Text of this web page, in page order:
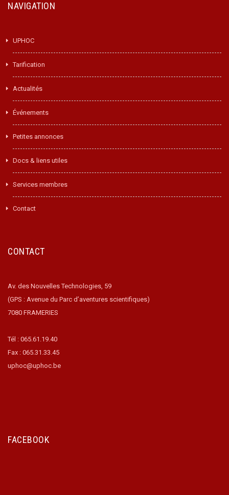
NAVIGATION
UPHOC
Tarification
Actualités
Événements
Petites annonces
Docs & liens utiles
Services membres
Contact
CONTACT
Av. des Nouvelles Technologies, 59
(GPS : Avenue du Parc d’aventures scientifiques)
7080 FRAMERIES
Tél : 065.61.19.40
Fax : 065.31.33.45
uphoc@uphoc.be
FACEBOOK